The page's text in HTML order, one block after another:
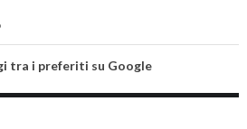
tra i preferiti su Google